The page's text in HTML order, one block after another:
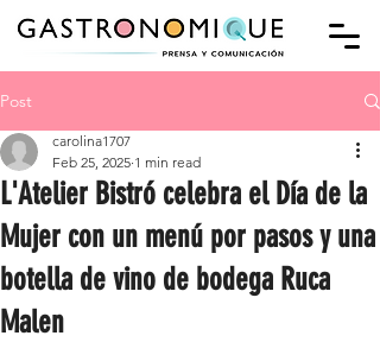
Post
L'Atelier Bistró celebra el Día de la
Mujer con un menú por pasos y una
botella de vino de bodega Ruca
Malen
carolina1707
Feb 25, 2025 1 min read